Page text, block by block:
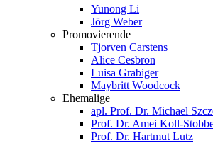
Yunong Li
Jörg Weber
Promovierende
Tjorven Carstens
Alice Cesbron
Luisa Grabiger
Maybritt Woodcock
Ehemalige
apl. Prof. Dr. Michael
Prof. Dr. Amei Koll-
Prof. Dr. Hartmut Lutz